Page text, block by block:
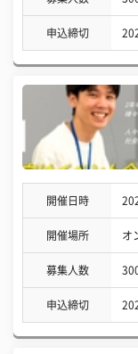
申込締切
開催日時
開催場所 オ
募集人数
申込締切